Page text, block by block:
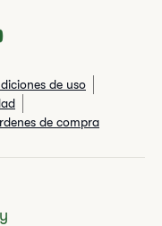
de uso
de compra